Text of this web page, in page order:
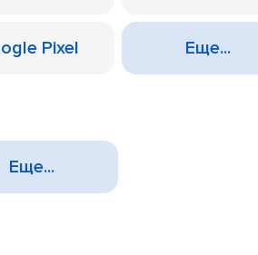
Pixel Еще...
Еще...